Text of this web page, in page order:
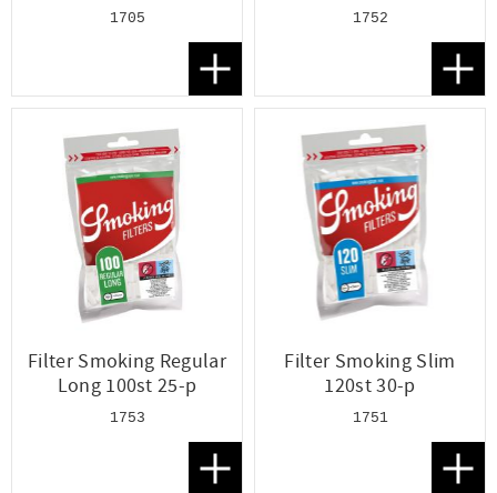
1705
Lägg till i favoriter
1752
Filter Smoking Regular
Long 100st 25-p
1753
Lägg till i favoriter
Filter Smoking Slim
120st 30-p
1751